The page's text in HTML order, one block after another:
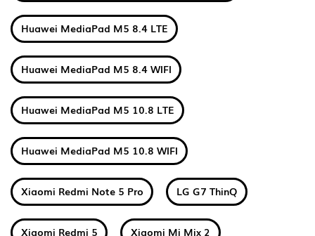
Huawei MediaPad M5 8.4 LTE
Huawei MediaPad M5 8.4 WIFI
Huawei MediaPad M5 10.8 LTE
Huawei MediaPad M5 10.8 WIFI
Xiaomi Redmi Note 5 Pro LG G7 ThinQ
Xiaomi Redmi 5 Xiaomi Mi Mix 2